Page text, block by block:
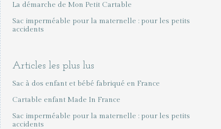
La démarche de Mon Petit Cartable
Sac imperméable pour la maternelle : pour les petits
accidents
Articles les plus lus
Sac à dos enfant et bébé fabriqué en France
Cartable enfant Made In France
Sac imperméable pour la maternelle : pour les petits
accidents